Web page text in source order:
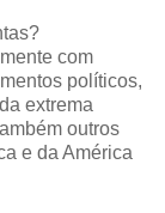
com
políticos,
extrema
outros
e da América